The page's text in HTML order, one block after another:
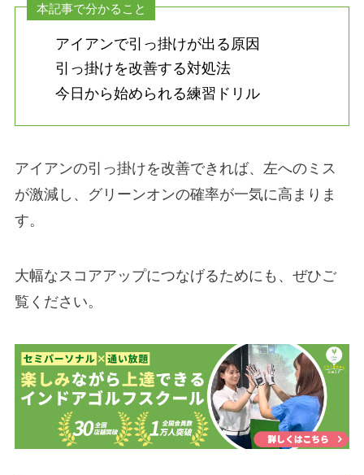
本記事で分かること
アイアンで引っ掛けが出る原因
引っ掛けを改善する対処法
今日から始められる練習ドリル
アイアンの引っ掛けを改善できれば、左へのミス
が激減し、グリーンオンの確率が一気に高まりま
す。
大幅なスコアアップにつなげるためにも、ぜひご
覧ください。